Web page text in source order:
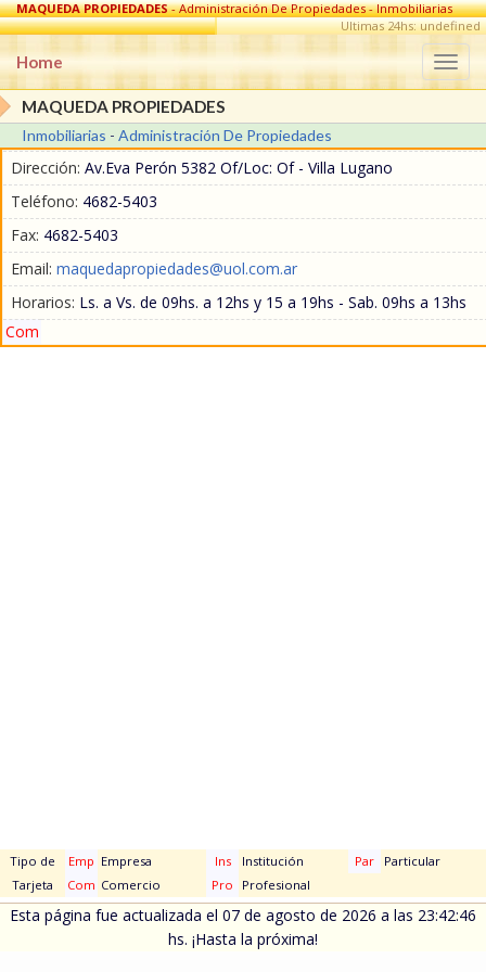
MAQUEDA PROPIEDADES- Administración De Propiedades - Inmobiliarias
en Villa Lugano
Ultimas 24hs: undefined
Home
MAQUEDA PROPIEDADES
Inmobiliarias - Administración De Propiedades
Dirección: Av.Eva Perón 5382 Of/Loc: Of - Villa Lugano
Teléfono: 4682-5403
Fax: 4682-5403
Email: maquedapropiedades@uol.com.ar
Horarios: Ls. a Vs. de 09hs. a 12hs y 15 a 19hs - Sab. 09hs a 13hs
Com
Tipo de
Tarjeta
Emp Empresa Ins Institución Par
Particular
Com Comercio Pro Profesional
Esta página fue actualizada el 07 de agosto de 2026 a las 23:42:46
hs. ¡Hasta la próxima!